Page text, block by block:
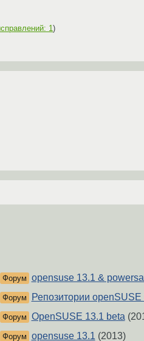
1)
Форум opensuse 13.1 &
Форум Репозитории openSUSE
Форум OpenSUSE 13.1 beta
Форум opensuse 13.1 (2013)